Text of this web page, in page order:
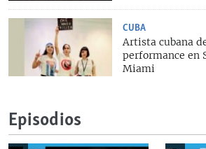
CUBA
Artista cubana
performance en
Miami
Episodios